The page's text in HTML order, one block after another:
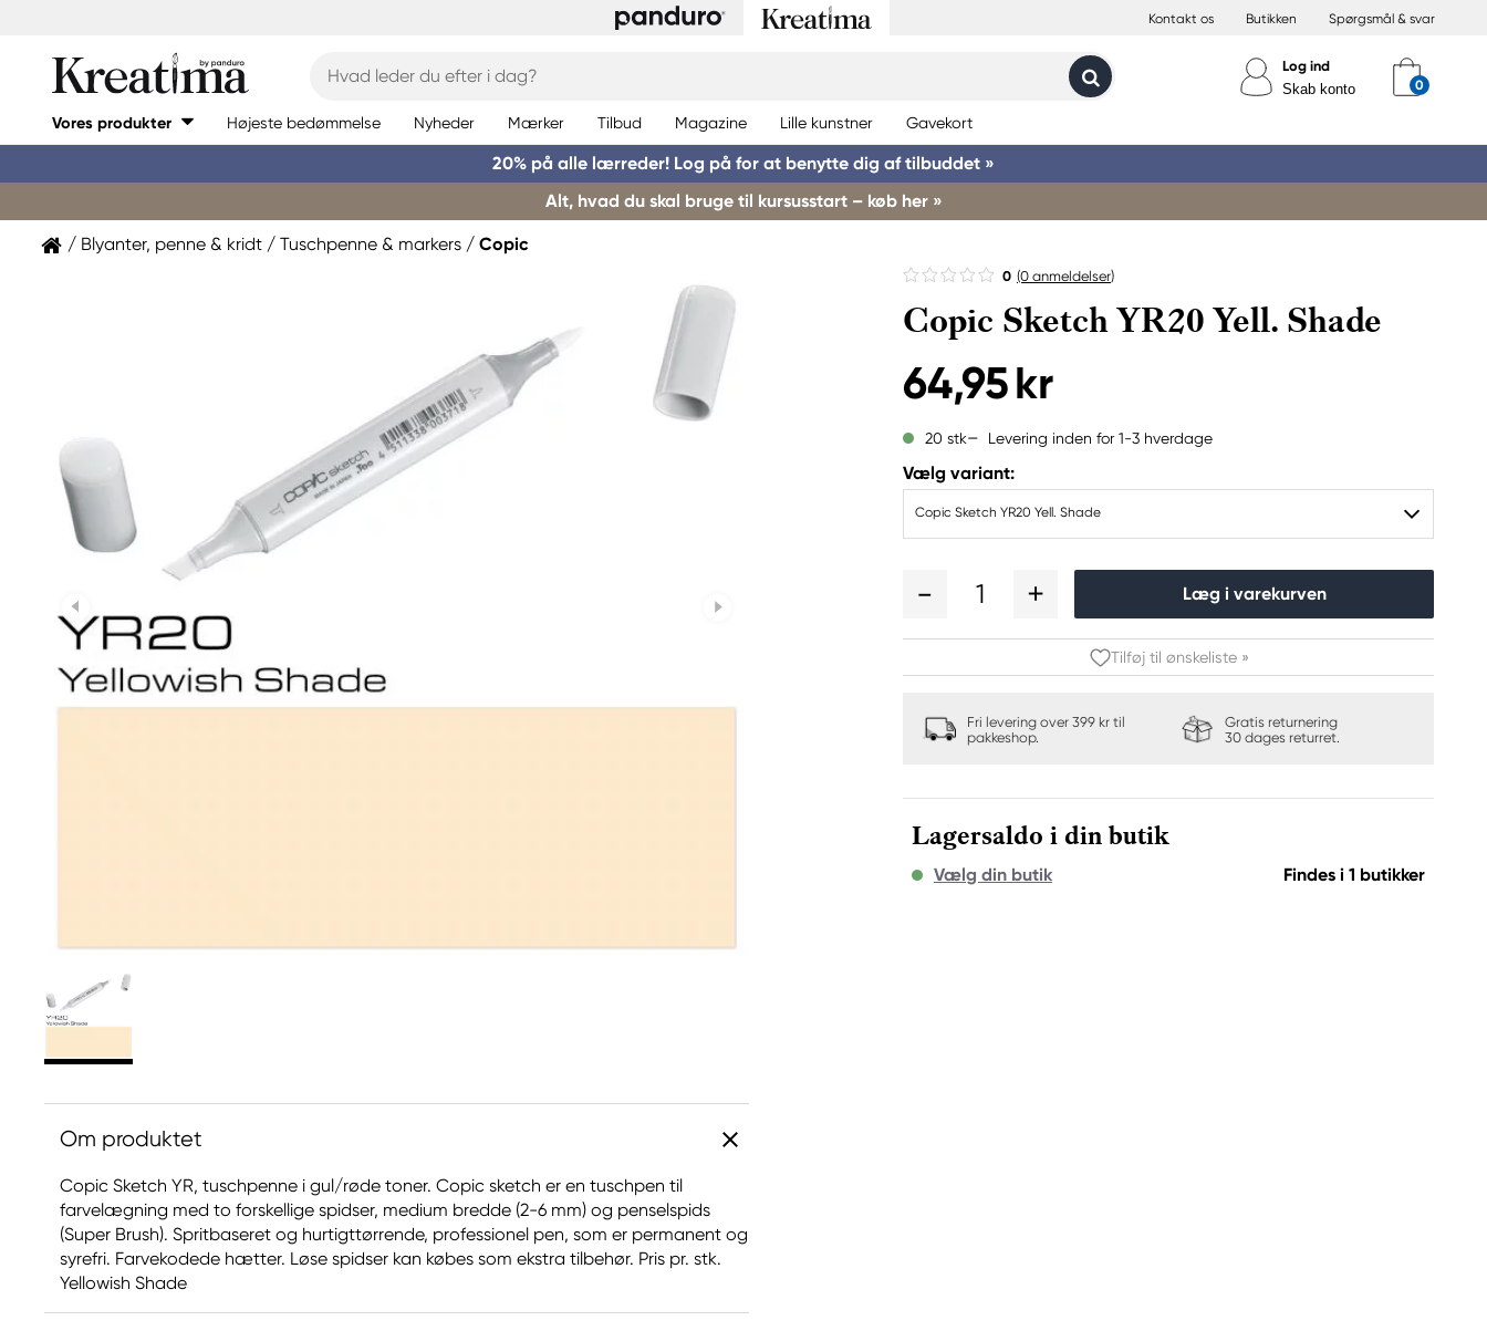
Kontakt os Butikken Spørgsmål & svar
Log ind
Skab konto
Vores produkter Højeste bedømmelse Nyheder Mærker Tilbud Magazine Lille kunstner Gavekort
20% på alle lærreder! Log på for at benytte dig af tilbuddet »
Alt, hvad du skal bruge til kursusstart – køb her »
Blyanter, penne & kridt Tuschpenne & markers Copic
0 (0 anmeldelser)
Copic Sketch YR20 Yell. Shade
64,95 kr
20 stk Levering inden for 1-3 hverdage
Vælg variant:
Copic Sketch YR20 Yell. Shade
1 Læg i varekurven
Tilføj til ønskeliste »
Fri levering over 399 kr til
pakkeshop.
Gratis returnering
30 dages returret.
Lagersaldo i din butik
Vælg din butik Findes i 1 butikker
Om produktet
Copic Sketch YR, tuschpenne i gul/røde toner. Copic sketch er en tuschpen til
farvelægning med to forskellige spidser, medium bredde (2-6 mm) og penselspids
(Super Brush). Spritbaseret og hurtigttørrende, professionel pen, som er permanent og
syrefri. Farvekodede hætter. Løse spidser kan købes som ekstra tilbehør. Pris pr. stk.
Yellowish Shade